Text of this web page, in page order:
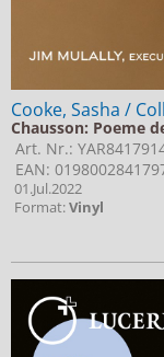
Cooke, Sasha /
Chausson: Poeme
Art. Nr.:
EAN:
01.Jul.2022
Format:Vinyl